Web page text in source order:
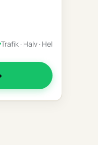
Trafik · Halv · Hel